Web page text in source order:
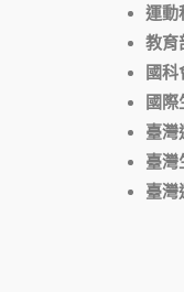
運動
教育
國科
國
臺灣
臺灣
臺灣